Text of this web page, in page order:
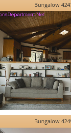
Bungalow
Bungalow